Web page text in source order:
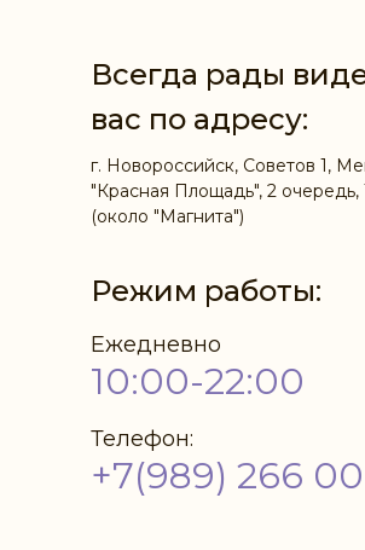
Всегда рады
вас по адресу:
г. Новороссийск, Советов 1,
"Красная Площадь", 2 очередь,
(около "Магнита")
Режим работы:
Ежедневно
Телефон:
10:00-22:00
+7(989) 266